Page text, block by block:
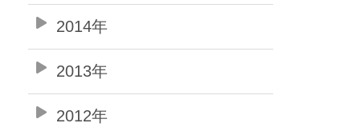
2014年
2013年
2012年